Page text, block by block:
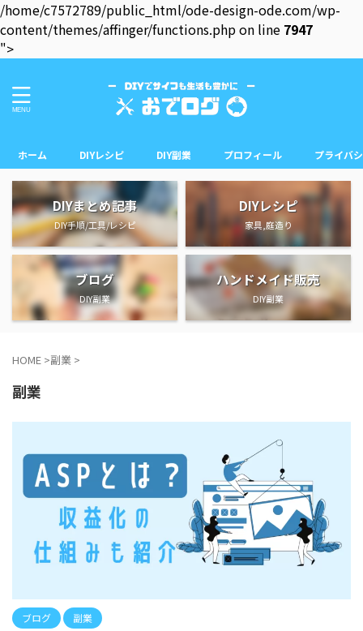
/home/c7572789/public_html/ode-design-ode.com/wp-
content/themes/affinger/functions.php on line 7947
">
ホーム DIYレシピ DIY副業 プロフィール プライバ
DIYまとめ記事
DIY手順/工具/レシピ
DIYレシピ
家具,庭造り
ブログ
DIY副業
ハンドメイド販売
DIY副業
HOME >副業 >
副業
ブログ 副業